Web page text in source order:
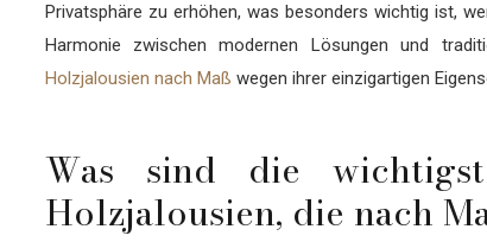
Privatsphäre zu erhöhen, was besonders wichtig ist,
Harmonie zwischen modernen Lösungen und
Holzjalousien nach Maß wegen ihrer einzigartigen
Was sind die
Holzjalousien, die nach